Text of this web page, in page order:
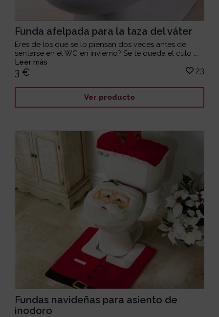
Funda afelpada para la taza del váter
Eres de los que se lo piensan dos veces antes de
sentarse en el WC en invierno? Se te queda el culo ...
Leer más
3 € 23
Ver producto
Fundas navideñas para asiento de
inodoro